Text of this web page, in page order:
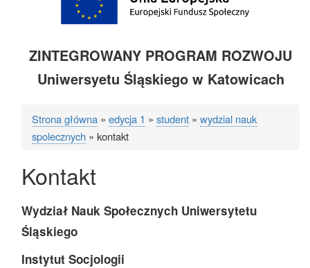
ZINTEGROWANY PROGRAM ROZWOJU
Uniwersyetu Śląskiego w Katowicach
Ścieżka
Strona główna edycja 1 student
wydzial nauk
spolecznych
kontakt
Kontakt
Wydział Nauk Społecznych Uniwersytetu
Śląskiego
Instytut Socjologii